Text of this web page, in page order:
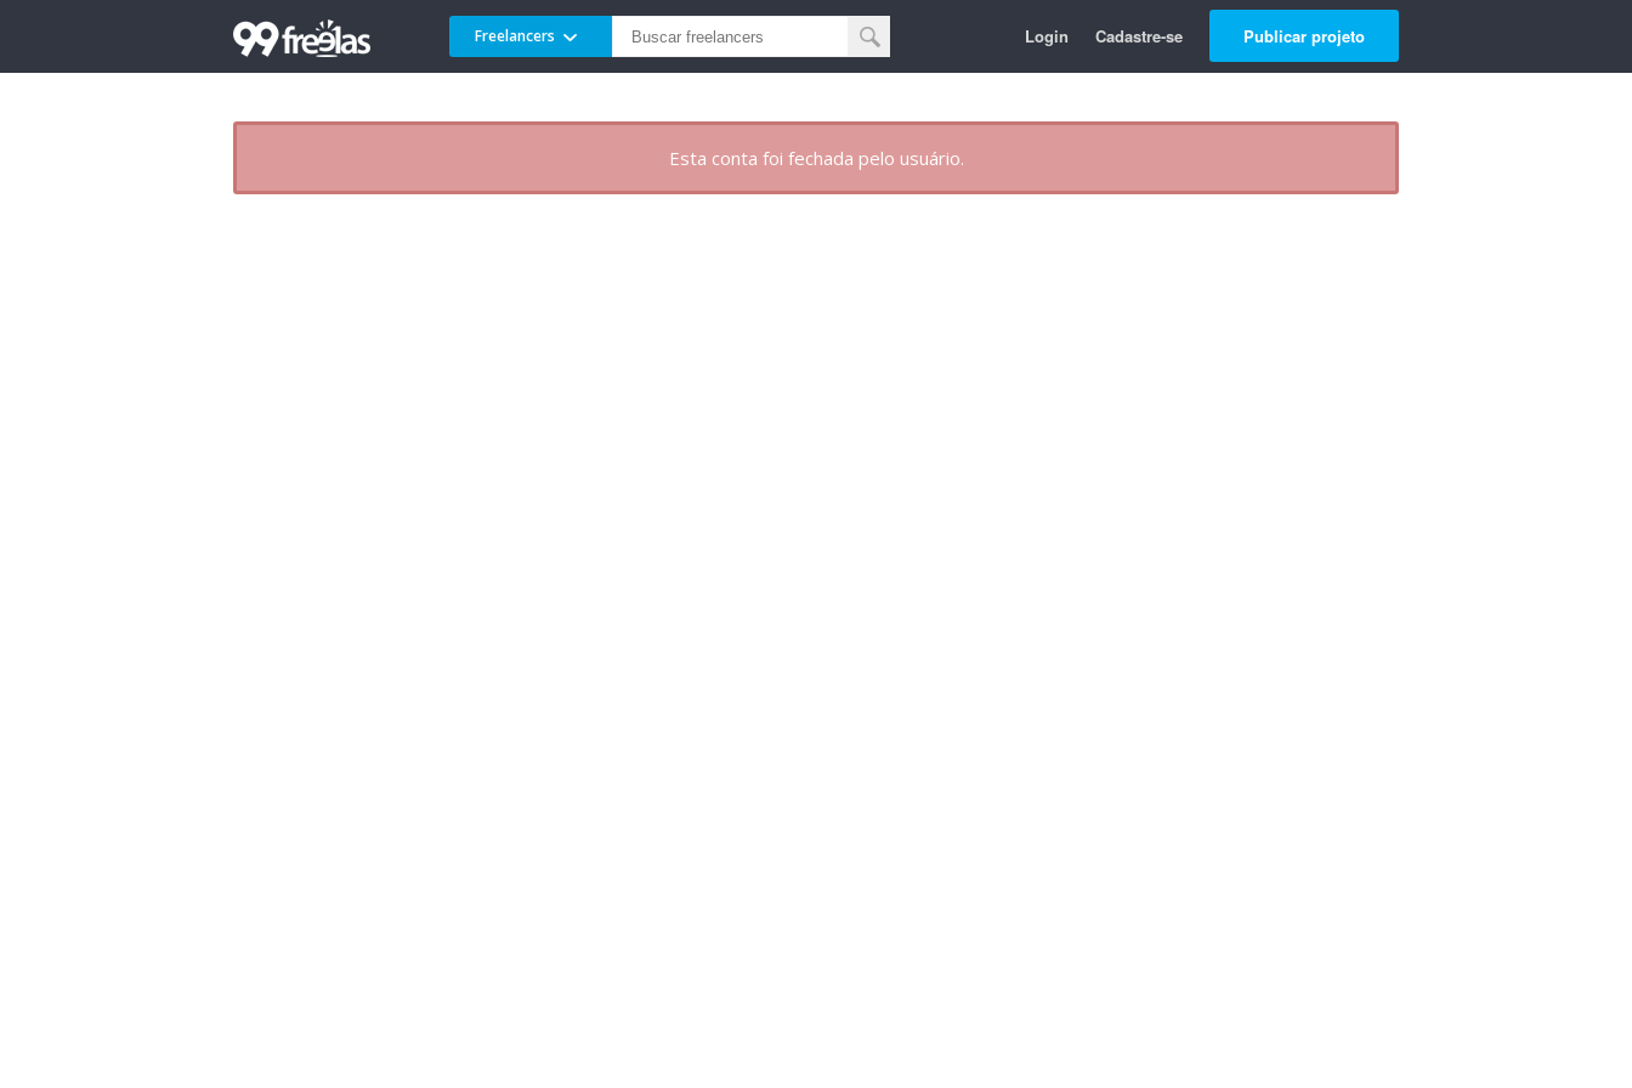
Freelancers Login Cadastre-se Publicar projeto
Esta conta foi fechada pelo usuário.